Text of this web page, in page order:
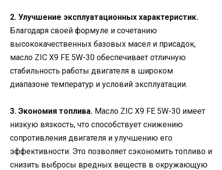
2. Улучшение эксплуатационных характеристик.
Благодаря своей формуле и сочетанию
высококачественных базовых масел и присадок,
масло ZIC X9 FE 5W-30 обеспечивает отличную
стабильность работы двигателя в широком
диапазоне температур и условий эксплуатации.
3. Экономия топлива. Масло ZIC X9 FE 5W-30 имеет
низкую вязкость, что способствует снижению
сопротивления двигателя и улучшению его
эффективности. Это позволяет сэкономить топливо и
снизить выбросы вредных веществ в окружающую